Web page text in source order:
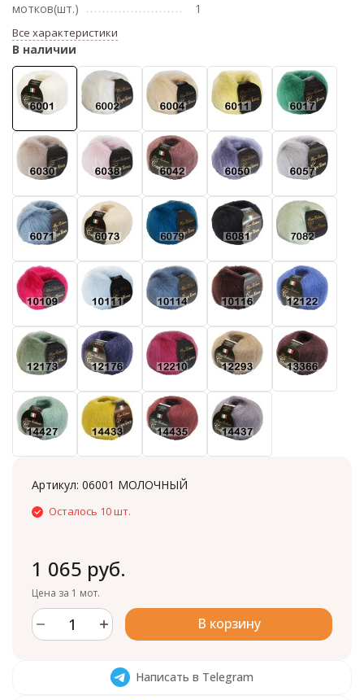
мотков(шт.)
1
Все характеристики
В наличии
Артикул: 06001 МОЛОЧНЫЙ
Осталось 10 шт.
1 065 руб.
Цена за 1 мот.
В корзину
Написать в Telegram